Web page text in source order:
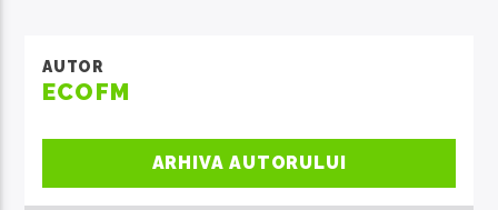
AUTOR
ECOFM
ARHIVA AUTORULUI